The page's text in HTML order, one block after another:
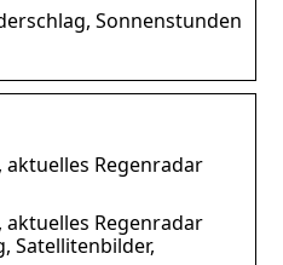
Sonnenstunden
aktuelles Regenradar
aktuelles Regenradar
Satellitenbilder,